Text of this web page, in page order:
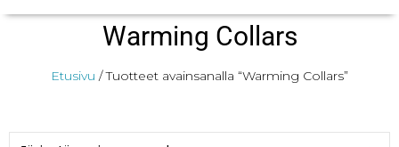
Warming Collars
Etusivu / Tuotteet avainsanalla “Warming Collars”